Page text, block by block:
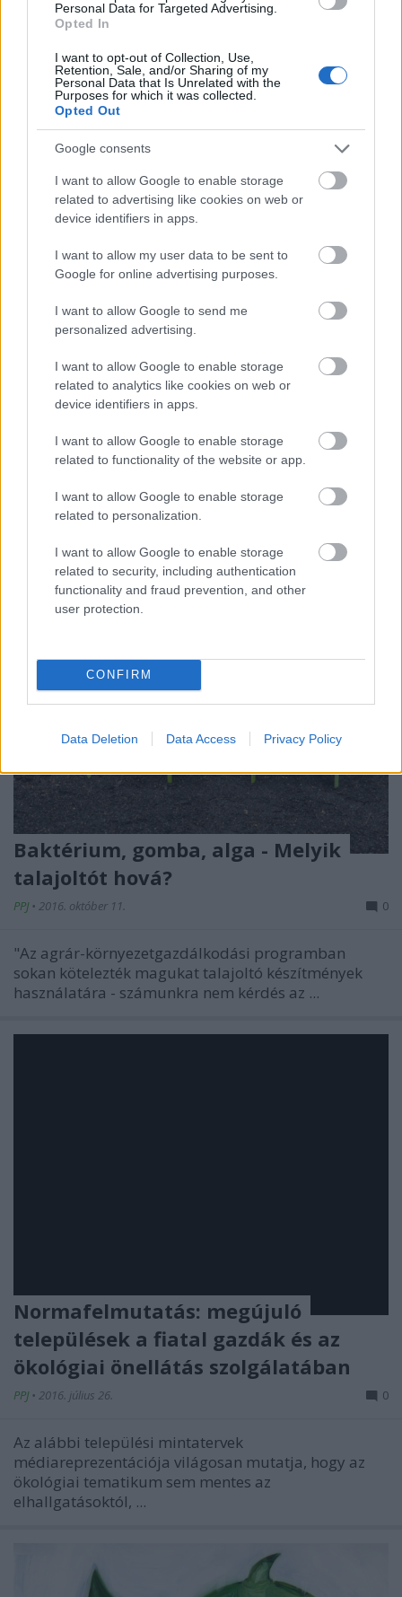
Personal Data for Targeted Advertising.
Opted In
I want to opt-out of Collection, Use,
Retention, Sale, and/or Sharing of my
Personal Data that Is Unrelated with the
Purposes for which it was collected.
Opted Out
Google consents
I want to allow Google to enable storage
related to advertising like cookies on web or
device identifiers in apps.
I want to allow my user data to be sent to
Google for online advertising purposes.
I want to allow Google to send me
personalized advertising.
I want to allow Google to enable storage
related to analytics like cookies on web or
device identifiers in apps.
I want to allow Google to enable storage
related to functionality of the website or app.
I want to allow Google to enable storage
related to personalization.
I want to allow Google to enable storage
related to security, including authentication
functionality and fraud prevention, and other
user protection.
CONFIRM
Data Deletion Data Access Privacy Policy
kettős-mérce, tömegmanipuláció, rejtett hatalom,
mozgatottság, ...
Özönvíz előtt - Di Caprio
dokumentumfilje kapcsán
beszélgettünk élőben a Petőfi TV-n
dokumentumfilmje volt a középpontban hétfő este a
Petőfi TV-n. az"Én vagyok itt"
Baktérium, gomba, alga - Melyik
talajoltót hová?
PPJ • 2016. október 11. 0
"Az agrár-környezetgazdálkodási programban
sokan kötelezték magukat talajoltó készítmények
használatára - számunkra nem kérdés az ...
Normafelmutatás: megújuló
települések a fiatal gazdák és az
ökológiai önellátás szolgálatában
PPJ • 2016. július 26. 0
Az alábbi települési mintatervek
médiareprezentációja világosan mutatja, hogy az
ökológiai tematikum sem mentes az
elhallgatásoktól, ...